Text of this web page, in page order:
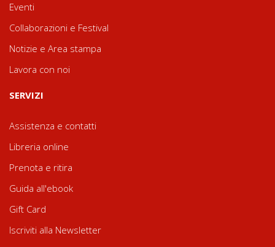
Eventi
Collaborazioni e Festival
Notizie e Area stampa
Lavora con noi
SERVIZI
Assistenza e contatti
Libreria online
Prenota e ritira
Guida all'ebook
Gift Card
Iscriviti alla Newsletter